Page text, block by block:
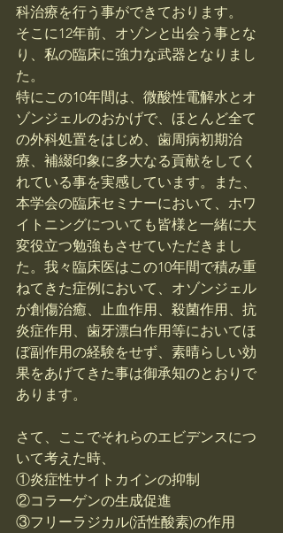
科治療を行う事ができております。
そこに12年前、オゾンと出会う事とな
り、私の臨床に強力な武器となりまし
た。
特にこの10年間は、微酸性電解水とオ
ゾンジェルのおかげで、ほとんど全て
の外科処置をはじめ、歯周病初期治
療、補綴印象に多大なる貢献をしてく
れている事を実感しています。また、
本学会の臨床セミナーにおいて、ホワ
イトニングについても皆様と一緒に大
変役立つ勉強もさせていただきまし
た。我々臨床医はこの10年間で積み重
ねてきた症例において、オゾンジェル
が創傷治癒、止血作用、殺菌作用、抗
炎症作用、歯牙漂白作用等においてほ
ぼ副作用の経験をせず、素晴らしい効
果をあげてきた事は御承知のとおりで
あります。
さて、ここでそれらのエビデンスにつ
いて考えた時、
①炎症性サイトカインの抑制
②コラーゲンの生成促進
③フリーラジカル(活性酸素)の作用